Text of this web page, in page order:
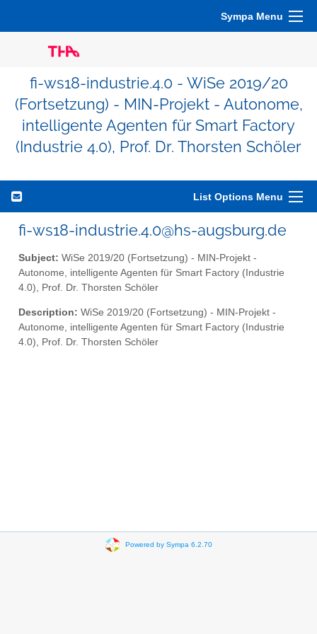
Sympa Menu
fi-ws18-industrie.4.0 - WiSe 2019/20
(Fortsetzung) - MIN-Projekt - Autonome,
intelligente Agenten für Smart Factory
(Industrie 4.0), Prof. Dr. Thorsten Schöler
List Options Menu
fi-ws18-industrie.4.0@hs-augsburg.de
Subject: WiSe 2019/20 (Fortsetzung) - MIN-Projekt -
Autonome, intelligente Agenten für Smart Factory (Industrie
4.0), Prof. Dr. Thorsten Schöler
Description: WiSe 2019/20 (Fortsetzung) - MIN-Projekt -
Autonome, intelligente Agenten für Smart Factory (Industrie
4.0), Prof. Dr. Thorsten Schöler
Powered by Sympa 6.2.70